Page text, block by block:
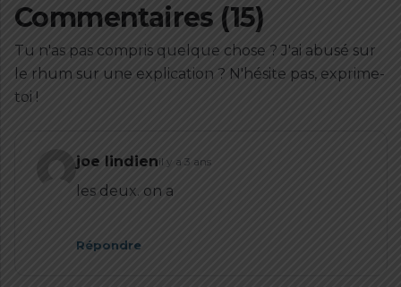
Commentaires (15)
Tu n'as pas compris quelque chose ? J'ai abusé sur
le rhum sur une explication ? N'hésite pas, exprime-
toi !
joe lindienil y a 3 ans
les deux. on abat pour passer du grand
Répondre